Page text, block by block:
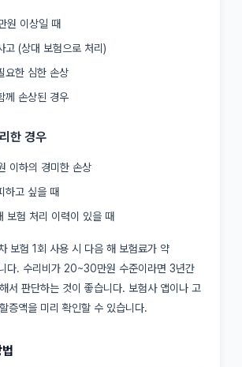
원 이상일 때
고 (상대 보험으로 처리)
요한 심한 손상
께 손상된 경우
한 경우
이하의 경미한 손상
하고 싶을 때
보험 처리 이력이 있을 때
보험 1회 사용 시 다음 해 보험료가 약
다. 수리비가 20~30만원 수준이라면 3년간
서 판단하는 것이 좋습니다. 보험사 앱이나 고
증액을 미리 확인할 수 있습니다.